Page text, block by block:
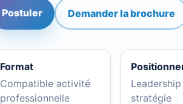
Postuler Demander la brochure
Format
Compatible activité
professionnelle
Leadership
stratégie